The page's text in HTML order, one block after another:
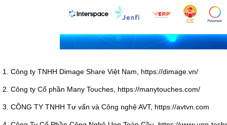
1. Công ty TNHH Dimage Share Việt Nam, https://dimage.vn/
2. Công ty Cổ phần Many Touches, https://manytouches.com/
3. CÔNG TY TNHH Tư vấn và Công nghệ AVT, https://avtvn.com